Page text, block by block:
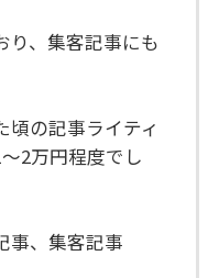
り、集客記事にも
の記事ライティ
2万円程度でし
事、集客記事